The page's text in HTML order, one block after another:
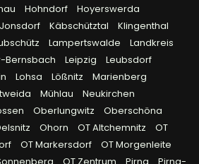
Hohndorf
Hoyerswerda
Jonsdorf Käbschütztal
Klingenthal
Lampertswalde
Landkreis
Bernsbach Leipzig
Leubsdorf
Lohsa Lößnitz
Marienberg
Mühlau
Neukirchen
Oberlungwitz
Oberschöna
Ohorn OT Altchemnitz
OT
OT Markersdorf
OT Morgenleite